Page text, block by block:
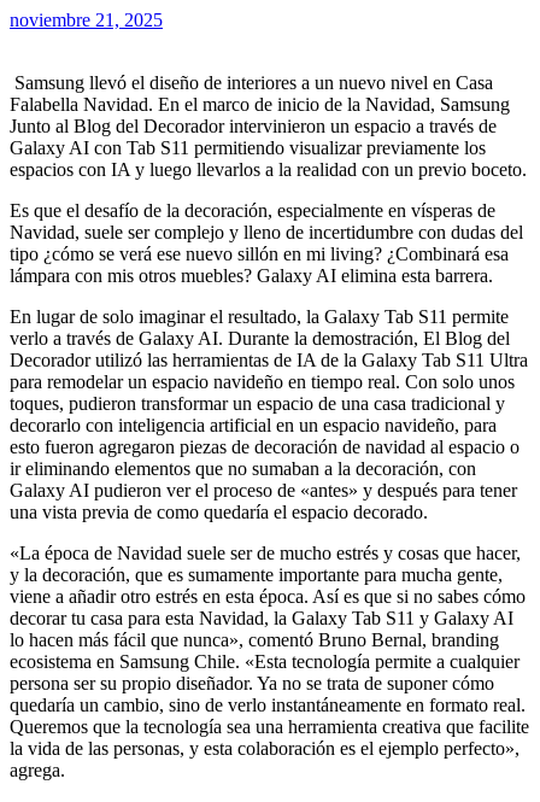
noviembre 21, 2025
Samsung llevó el diseño de interiores a un nuevo nivel en Casa
Falabella Navidad. En el marco de inicio de la Navidad, Samsung
Junto al Blog del Decorador intervinieron un espacio a través de
Galaxy AI con Tab S11 permitiendo visualizar previamente los
espacios con IA y luego llevarlos a la realidad con un previo boceto.
Es que el desafío de la decoración, especialmente en vísperas de
Navidad, suele ser complejo y lleno de incertidumbre con dudas del
tipo ¿cómo se verá ese nuevo sillón en mi living? ¿Combinará esa
lámpara con mis otros muebles? Galaxy AI elimina esta barrera.
En lugar de solo imaginar el resultado, la Galaxy Tab S11 permite
verlo a través de Galaxy AI. Durante la demostración, El Blog del
Decorador utilizó las herramientas de IA de la Galaxy Tab S11 Ultra
para remodelar un espacio navideño en tiempo real. Con solo unos
toques, pudieron transformar un espacio de una casa tradicional y
decorarlo con inteligencia artificial en un espacio navideño, para
esto fueron agregaron piezas de decoración de navidad al espacio o
ir eliminando elementos que no sumaban a la decoración, con
Galaxy AI pudieron ver el proceso de «antes» y después para tener
una vista previa de como quedaría el espacio decorado.
«La época de Navidad suele ser de mucho estrés y cosas que hacer,
y la decoración, que es sumamente importante para mucha gente,
viene a añadir otro estrés en esta época. Así es que si no sabes cómo
decorar tu casa para esta Navidad, la Galaxy Tab S11 y Galaxy AI
lo hacen más fácil que nunca», comentó Bruno Bernal, branding
ecosistema en Samsung Chile. «Esta tecnología permite a cualquier
persona ser su propio diseñador. Ya no se trata de suponer cómo
quedaría un cambio, sino de verlo instantáneamente en formato real.
Queremos que la tecnología sea una herramienta creativa que facilite
la vida de las personas, y esta colaboración es el ejemplo perfecto»,
agrega.